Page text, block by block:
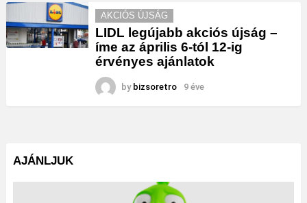
MORE
STORIES
AKCIÓS ÚJSÁG
LIDL legújabb akciós újság –
íme az április 6-tól 12-ig
érvényes ajánlatok
by bizsoretro 9 éve
AJÁNLJUK